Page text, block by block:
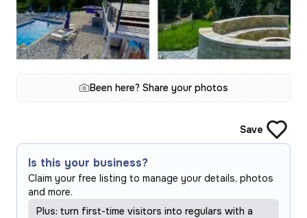
Been here? Share your photos
Save
Is this your business?
Claim your free listing to manage your details, photos
and more.
Plus: turn first-time visitors into regulars with a